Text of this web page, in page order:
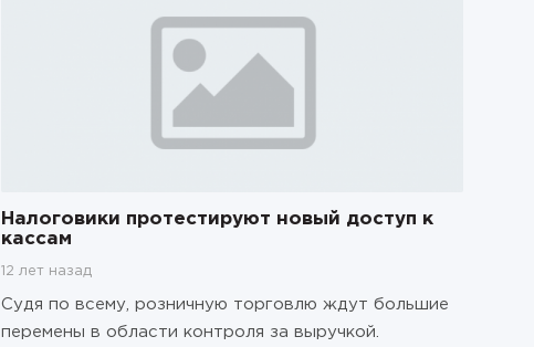
Налоговики протестируют новый доступ к
кассам
12 лет назад
Судя по всему, розничную торговлю ждут большие
перемены в области контроля за выручкой.